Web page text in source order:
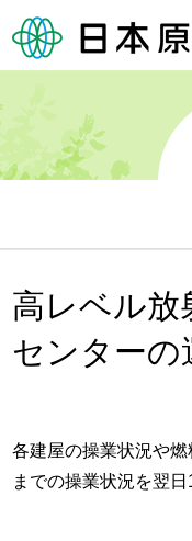
高レベル放
センターの
各建屋の操業状況や
までの操業状況を翌